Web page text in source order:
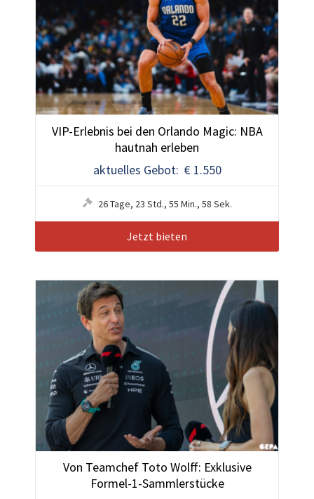
VIP-Erlebnis bei den Orlando Magic: NBA
hautnah erleben
aktuelles Gebot: € 1.550
26Tage, 23 Std., 55 Min., 55 Sek.
Jetzt bieten
Von Teamchef Toto Wolff: Exklusive
Formel-1-Sammlerstücke